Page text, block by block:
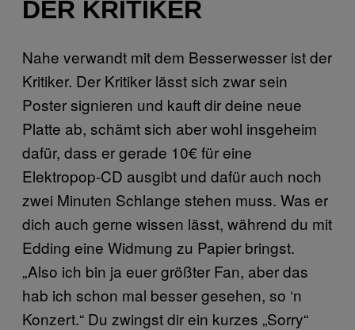
DER KRITIKER
Nahe verwandt mit dem Besserwesser ist der
Kritiker. Der Kritiker lässt sich zwar sein
Poster signieren und kauft dir deine neue
Platte ab, schämt sich aber wohl insgeheim
dafür, dass er gerade 10€ für eine
Elektropop-CD ausgibt und dafür auch noch
zwei Minuten Schlange stehen muss. Was er
dich auch gerne wissen lässt, während du mit
Edding eine Widmung zu Papier bringst.
„Also ich bin ja euer größter Fan, aber das
hab ich schon mal besser gesehen, so ‘n
Konzert.“ Du zwingst dir ein kurzes „Sorry“